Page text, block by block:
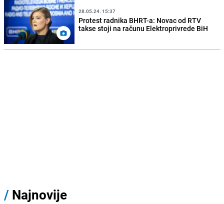
28.05.24. 15:37
Protest radnika BHRT-a: Novac od RTV
takse stoji na računu Elektroprivrede BiH
/ Najnovije